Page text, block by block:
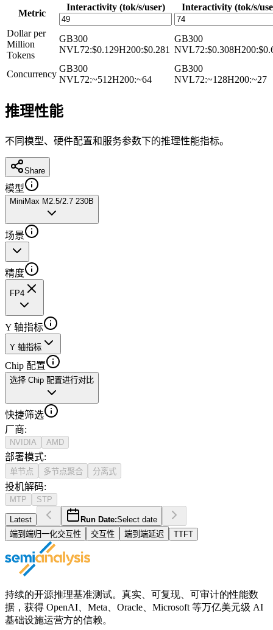
Metric
Interactivity (tok/s/user) Interactivity (tok/s/
Dollar per
Million
Tokens
GB300
NVL72:$0.129H200:$0.281
GB300
NVL72:$0.308H200:
Concurrency
GB300
NVL72:~512H200:~64
GB300
NVL72:~128H200:~27
推理性能
不同模型、硬件配置和服务参数下的推理性能指标。
Share
模型
MiniMax M2.5/2.7 230B
场景
精度
FP4
Y 轴指标
Y 轴指标
Chip 配置
选择 Chip 配置进行对比
快捷筛选
厂商:
NVIDIA AMD
部署模式:
单节点 多节点聚合 分离式
投机解码:
MTP STP
Latest Run Date:Select date
端到端归一化交互性
交互性 端到端延迟 TTFT
持续的开源推理基准测试。真实、可复现、可审计的性能数
据，获得 OpenAI、Meta、Oracle、Microsoft 等万亿美元级 AI
基础设施运营方的信赖。